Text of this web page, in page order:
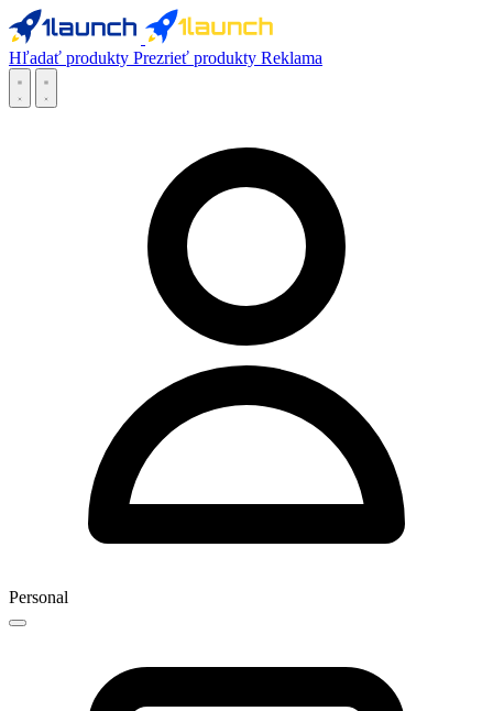
Hľadať produkty Prezrieť produkty Reklama
Personal